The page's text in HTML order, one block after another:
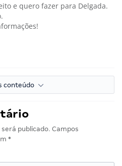
e quero fazer para Delgada.
conteúdo
publicado. Campos
*